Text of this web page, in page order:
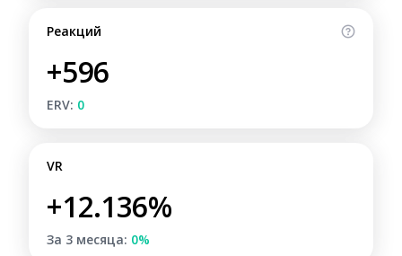
Реакций
+596
ERV: 0
VR
+12.136%
За 3 месяца: 0%